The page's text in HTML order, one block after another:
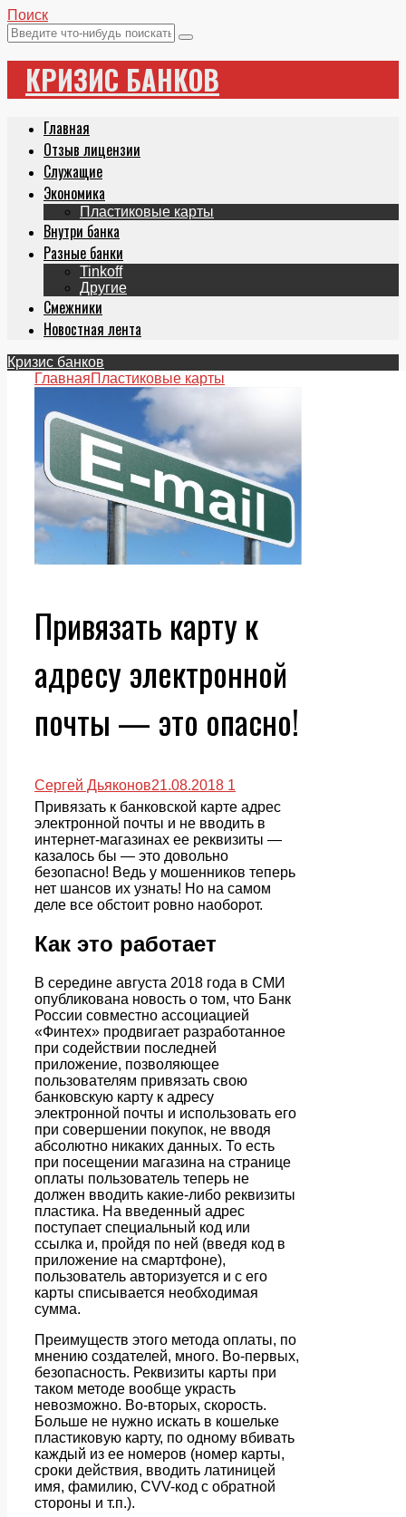
Поиск
КРИЗИС БАНКОВ
Главная
Отзыв лицензии
Служащие
Экономика
Пластиковые карты
Внутри банка
Разные банки
Tinkoff
Другие
Смежники
Новостная лента
Кризис банков
ГлавнаяПластиковые карты
Привязать карту к
адресу электронной
почты — это опасно!
Сергей Дьяконов21.08.2018 1
Привязать к банковской карте адрес
электронной почты и не вводить в
интернет-магазинах ее реквизиты —
казалось бы — это довольно
безопасно! Ведь у мошенников теперь
нет шансов их узнать! Но на самом
деле все обстоит ровно наоборот.
Как это работает
В середине августа 2018 года в СМИ
опубликована новость о том, что Банк
России совместно ассоциацией
«Финтех» продвигает разработанное
при содействии последней
приложение, позволяющее
пользователям привязать свою
банковскую карту к адресу
электронной почты и использовать его
при совершении покупок, не вводя
абсолютно никаких данных. То есть
при посещении магазина на странице
оплаты пользователь теперь не
должен вводить какие-либо реквизиты
пластика. На введенный адрес
поступает специальный код или
ссылка и, пройдя по ней (введя код в
приложение на смартфоне),
пользователь авторизуется и с его
карты списывается необходимая
сумма.
Преимуществ этого метода оплаты, по
мнению создателей, много. Во-первых,
безопасность. Реквизиты карты при
таком методе вообще украсть
невозможно. Во-вторых, скорость.
Больше не нужно искать в кошельке
пластиковую карту, по одному вбивать
каждый из ее номеров (номер карты,
сроки действия, вводить латиницей
имя, фамилию, CVV-код с обратной
стороны и т.п.).